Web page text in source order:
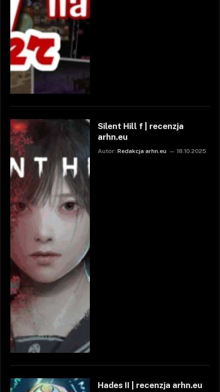
Silent Hill f | recenzja
arhn.eu
Autor: Redakcja arhn.eu 18.10.2025
Hades II | recenzja arhn.eu